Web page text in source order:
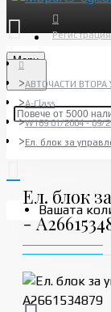
Регистрация
Menu
Вашата
АВТОЧАСТИ ВТОРА
A-Class
W169 01/2004 - 09/
Ел. блок за
Ел. блок
-